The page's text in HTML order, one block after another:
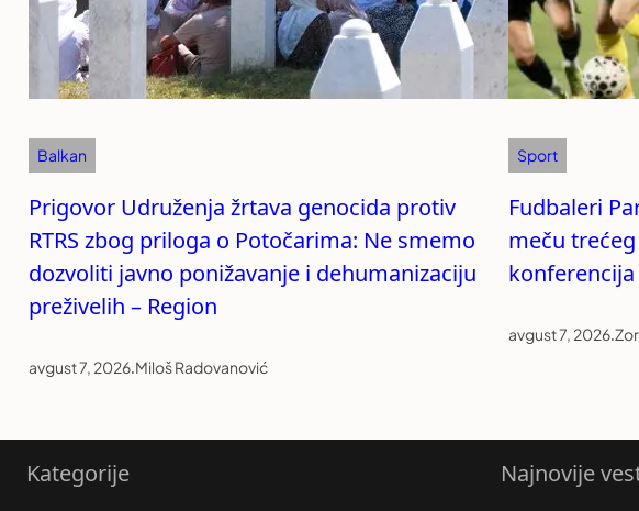
Balkan
Prigovor Udruženja žrtava genocida protiv
RTRS zbog priloga o Potočarima: Ne smemo
dozvoliti javno ponižavanje i dehumanizaciju
preživelih – Region
avgust 7, 2026.Miloš Radovanović
Sport
Fudbaleri
meču
konferencija
avgust 7, 2026.
Kategorije Najnovije